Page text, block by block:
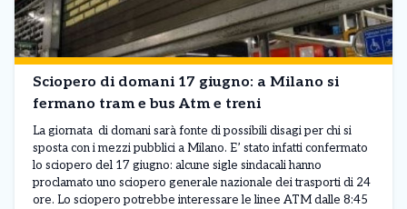
Sciopero di domani 17 giugno: a Milano si
fermano tram e bus Atm e treni
La giornata di domani sarà fonte di possibili disagi per chi si
sposta con i mezzi pubblici a Milano. E’ stato infatti confermato
lo sciopero del 17 giugno: alcune sigle sindacali hanno
proclamato uno sciopero generale nazionale dei trasporti di 24
ore. Lo sciopero potrebbe interessare le linee ATM dalle 8:45